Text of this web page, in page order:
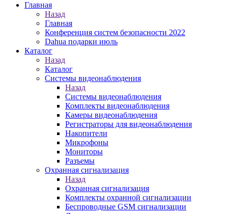
Главная
Назад
Главная
Конференция систем безопасности 2022
Dahua подарки июль
Каталог
Назад
Каталог
Системы видеонаблюдения
Назад
Системы видеонаблюдения
Комплекты видеонаблюдения
Камеры видеонаблюдения
Регистраторы для видеонаблюдения
Накопители
Микрофоны
Мониторы
Разъемы
Охранная сигнализация
Назад
Охранная сигнализация
Комплекты охранной сигнализации
Беспроводные GSM сигнализации